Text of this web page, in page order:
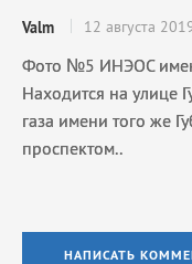
Valm 12 августа
Фото №5 ИНЭОС
Находится на улице
газа имени того же
проспектом..
НАПИСАТЬ